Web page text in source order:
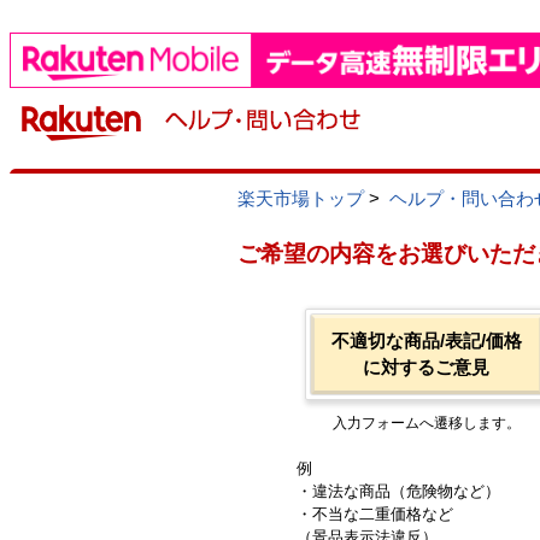
楽天市場トップ> ヘルプ・問い合わ
ご希望の内容をお選びいた
不適切な商品/表記/価格
に対するご意見
入力フォームへ遷移します。
例
・違法な商品（危険物など）
・不当な二重価格など